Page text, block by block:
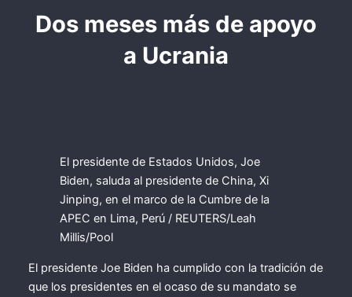
Dos meses más de apoyo
a Ucrania
El presidente de Estados Unidos, Joe
Biden, saluda al presidente de China, Xi
Jinping, en el marco de la Cumbre de la
APEC en Lima, Perú / REUTERS/Leah
Millis/Pool
El presidente Joe Biden ha cumplido con la tradición de
que los presidentes en el ocaso de su mandato se